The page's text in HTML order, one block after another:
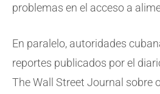
problemas en el acceso a
En paralelo, autoridades
reportes publicados por el
The Wall Street Journal sobre